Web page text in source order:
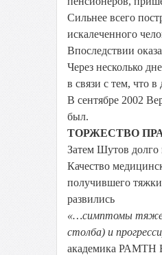
Сильнее всего
искалеченного
Впоследствии
Через несколько
в связи с тем, что
В сентябре 2002
был.
ТОРЖЕСТВО
Затем Шутов
Качество
получившего
развились
«…симптомы
столба) и
академика РАМТН